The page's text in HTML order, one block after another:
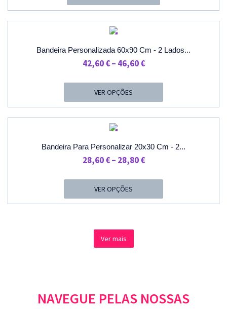
Era:
55,50 €.
É:
41,40 €.
Bandeira Personalizada 60x90 Cm - 2 Lados...
42,60€ – 46,60€Price
Through
46,60 €
VER OPÇÕES
Bandeira Para Personalizar 20x30 Cm - 2...
28,60€ – 28,80€Price
Through
VER OPÇÕES
Ver mais
NAVEGUE PELAS NOSSAS